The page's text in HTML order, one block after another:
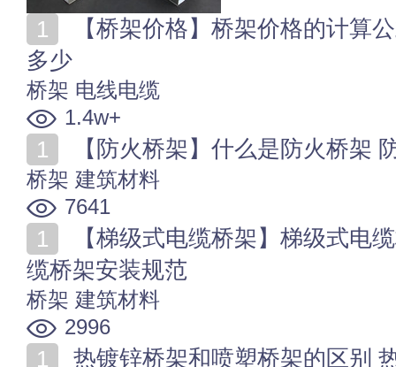
多少
桥架 电线电缆
1.4w+
【防火桥架】什么是防火桥架
桥架 建筑材料
7641
缆桥架安装规范
桥架 建筑材料
2996